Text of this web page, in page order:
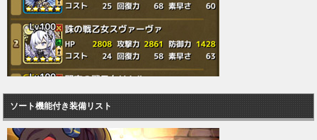
ソート機能付き装備リスト